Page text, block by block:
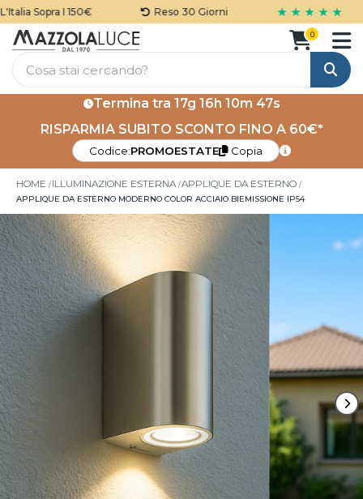
Sopra I 150€ Reso 30 Giorni ★ ★ ★ ★ ★
Cerca
0
Termina tra 17g 16h 10m 46s
RISPARMIA SUBITO SCONTO FINO A 60€*
Codice:PROMOESTATE Copia
HOME ILLUMINAZIONE ESTERNA APPLIQUE DA ESTERNO
APPLIQUE DA ESTERNO MODERNO COLOR ACCIAIO BIEMISSIONE IP54